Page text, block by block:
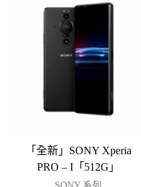
「全新」SONY Xperia
PRO – I「512G」